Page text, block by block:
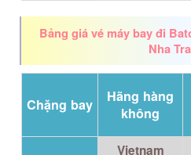
Bảng giá vé máy bay đi
Nha
Chặng bay
Hãng hàng
không
Vietnam